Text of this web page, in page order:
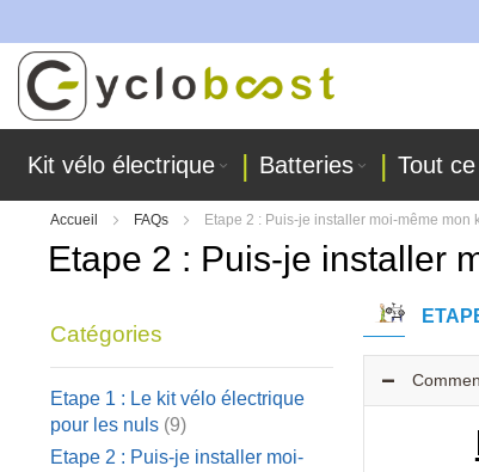
Allez
au
contenu
Kit vélo électrique Batteries Tout
Accueil FAQs Etape 2 : Puis-je installer moi-même mon
Etape 2 : Puis-je installer
Catégories
Etape 1 : Le kit vélo électrique
pour les nuls (9)
Etape 2 : Puis-je installer moi-